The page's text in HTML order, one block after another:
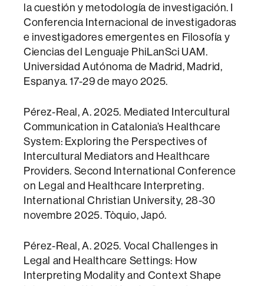
la cuestión y metodología de investigación. I
Conferencia Internacional de investigadoras
e investigadores emergentes en Filosofía y
Ciencias del Lenguaje PhiLanSci UAM.
Universidad Autónoma de Madrid, Madrid,
Espanya. 17-29 de mayo 2025.
Pérez-Real, A. 2025. Mediated Intercultural
Communication in Catalonia’s Healthcare
System: Exploring the Perspectives of
Intercultural Mediators and Healthcare
Providers. Second International Conference
on Legal and Healthcare Interpreting.
International Christian University, 28-30
novembre 2025. Tòquio, Japó.
Pérez-Real, A. 2025. Vocal Challenges in
Legal and Healthcare Settings: How
Interpreting Modality and Context Shape